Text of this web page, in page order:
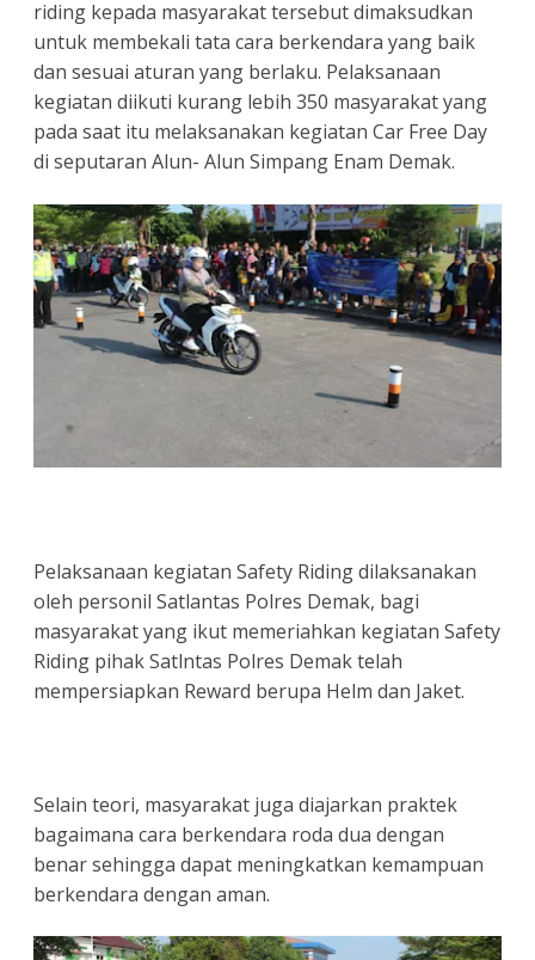
riding kepada masyarakat tersebut dimaksudkan
untuk membekali tata cara berkendara yang baik
dan sesuai aturan yang berlaku. Pelaksanaan
kegiatan diikuti kurang lebih 350 masyarakat yang
pada saat itu melaksanakan kegiatan Car Free Day
di seputaran Alun- Alun Simpang Enam Demak.
Pelaksanaan kegiatan Safety Riding dilaksanakan
oleh personil Satlantas Polres Demak, bagi
masyarakat yang ikut memeriahkan kegiatan Safety
Riding pihak Satlntas Polres Demak telah
mempersiapkan Reward berupa Helm dan Jaket.
Selain teori, masyarakat juga diajarkan praktek
bagaimana cara berkendara roda dua dengan
benar sehingga dapat meningkatkan kemampuan
berkendara dengan aman.